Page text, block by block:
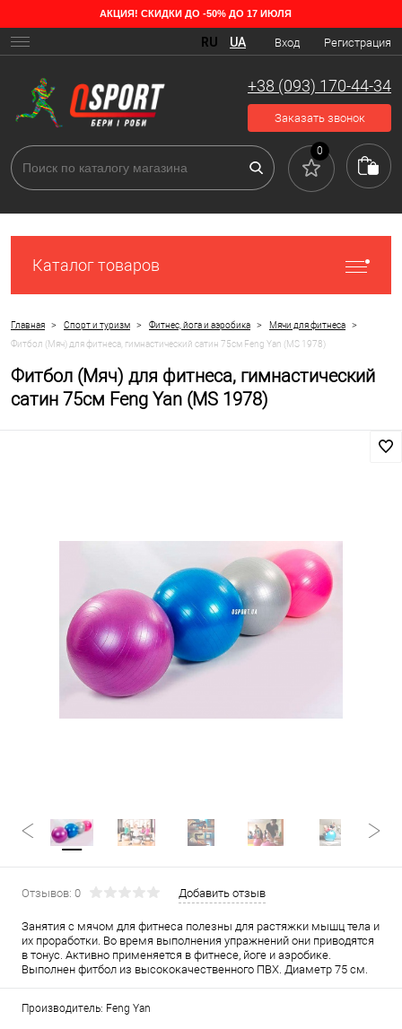
АКЦИЯ! СКИДКИ ДО -50% ДО 17 ИЮЛЯ
Вход Регистрация
RU UA
+38 (093) 170-44-34
Заказать звонок
0
Каталог товаров
Главная > Спорт и туризм > Фитнес, йога и аэробика > Мячи для фитнеса >
Фитбол (Мяч) для фитнеса, гимнастический сатин 75см Feng Yan (MS 1978)
Фитбол (Мяч) для фитнеса, гимнастический
сатин 75см Feng Yan (MS 1978)
Отзывов: 0 Добавить отзыв
Занятия с мячом для фитнеса полезны для растяжки мышц тела и
их проработки. Во время выполнения упражнений они приводятся
в тонус. Активно применяется в фитнесе, йоге и аэробике.
Выполнен фитбол из высококачественного ПВХ. Диаметр 75 см.
Производитель: Feng Yan